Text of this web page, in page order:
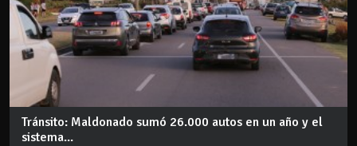
Tránsito: Maldonado sumó 26.000 autos en un año y el
sistema...